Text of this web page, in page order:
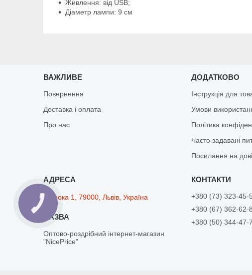
Живлення: від USB;
Діаметр лампи: 9 см
ВАЖЛИВЕ
Повернення
Доставка і оплата
Про нас
ДОДАТКОВО
Інструкція для
Умови
Політика
Часто задавані
Посилання на
Широка 1, 79000, Львів, Україна
Оптово-роздрібний інтернет-магазин
"NicePrice"
+380 (73) 323-45-
+380 (67) 362-62-
+380 (50) 344-47-
КНОПКА
ЗВ'ЯЗКУ